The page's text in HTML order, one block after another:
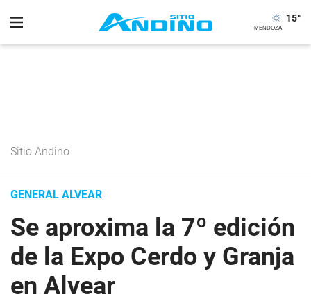
15°
Sitio Andino
GENERAL ALVEAR
Se aproxima la 7º edición
de la Expo Cerdo y Granja
en Alvear